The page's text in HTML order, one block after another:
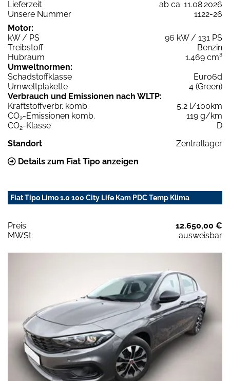
Lieferzeit
ab ca. 11.08.2026
Unsere Nummer
1122-26
Motor:
kW / PS
96 kW / 131 PS
Treibstoff
Benzin
Hubraum
1.469 cm³
Umweltnormen:
Schadstoffklasse
Euro6d
Umweltplakette
4 (Green)
Verbrauch und Emissionen nach WLTP:
Kraftstoffverbr. komb.
5,2 l/100km
CO2-Emissionen komb.
119 g/km
CO2-Klasse
D
Standort
Zentrallager
Details zum Fiat Tipo anzeigen
Fiat Tipo Limo 1.0 100 City Life Kam PDC Temp Klima
Preis:
12.650,00 €
MWSt:
ausweisbar